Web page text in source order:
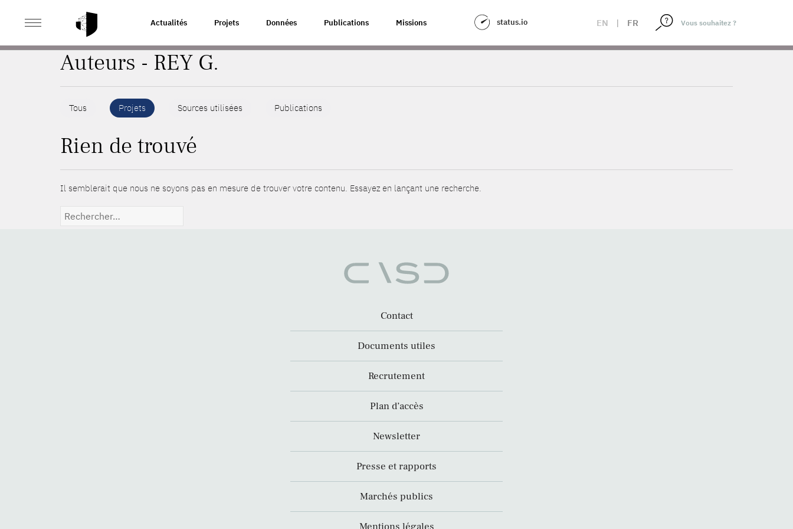
Actualités Projets Données Publications Missions status.io EN | FR
ACCUEIL
Auteurs - REY G.
Tous Projets Sources utilisées Publications
Rien de trouvé
Il semblerait que nous ne soyons pas en mesure de trouver votre contenu. Essayez en lançant une recherche.
Rechercher :
Contact
Documents utiles
Recrutement
Plan d’accès
Newsletter
Presse et rapports
Marchés publics